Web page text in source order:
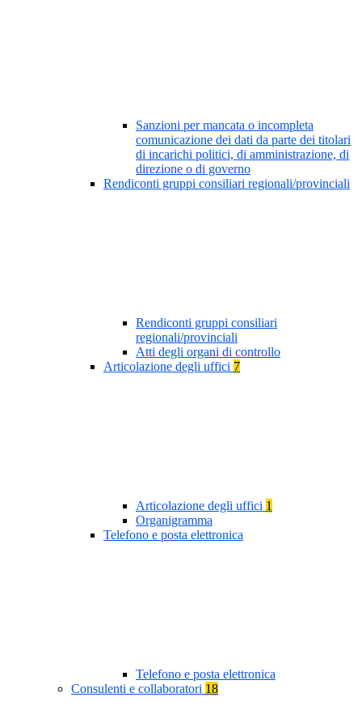
Sanzioni per mancata o incompleta
comunicazione dei dati da parte dei titolari
di incarichi politici, di amministrazione, di
direzione o di governo
Rendiconti gruppi consiliari regionali/provinciali
Rendiconti gruppi consiliari
regionali/provinciali
Atti degli organi di controllo
Articolazione degli uffici 7
Articolazione degli uffici 1
Organigramma
Telefono e posta elettronica
Telefono e posta elettronica
Consulenti e collaboratori 18